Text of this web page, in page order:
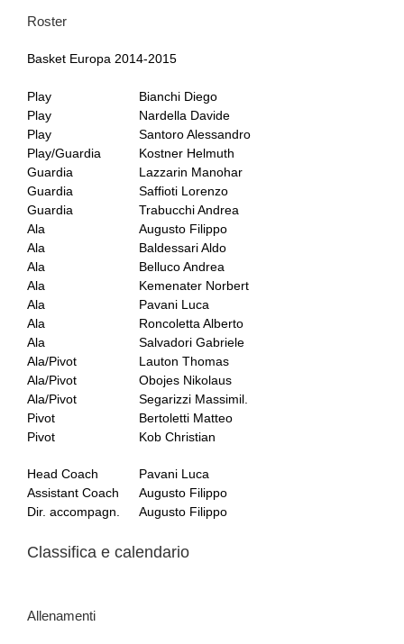
Roster
Basket Europa 2014-2015
Play
Bianchi Diego
Play
Nardella Davide
Play
Santoro Alessandro
Play/Guardia
Kostner Helmuth
Guardia
Lazzarin Manohar
Guardia
Saffioti Lorenzo
Guardia
Trabucchi Andrea
Ala
Augusto Filippo
Ala
Baldessari Aldo
Ala
Belluco Andrea
Ala
Kemenater Norbert
Ala
Pavani Luca
Ala
Roncoletta Alberto
Ala
Salvadori Gabriele
Ala/Pivot
Lauton Thomas
Ala/Pivot
Obojes Nikolaus
Ala/Pivot
Segarizzi Massimil.
Pivot
Bertoletti Matteo
Pivot
Kob Christian
Head Coach
Pavani Luca
Assistant Coach
Augusto Filippo
Dir. accompagn.
Augusto Filippo
Classifica e calendario
Allenamenti